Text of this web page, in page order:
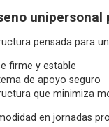
pensada para
firme y estable
de apoyo seguro
que minimiza
en jornadas